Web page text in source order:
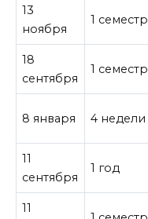
13
ноября
1 семестр
18
сентября
1 семестр
8 января 4 недели
11
сентября
1 год
11